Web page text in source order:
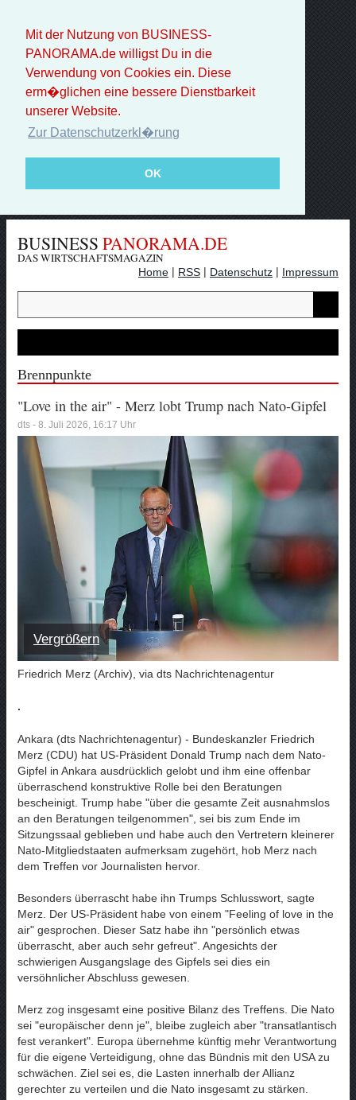
Mit der Nutzung von BUSINESS-
PANORAMA.de willigst Du in die
Verwendung von Cookies ein. Diese
erm�glichen eine bessere Dienstbarkeit
unserer Website.
Zur Datenschutzerkl�rung
OK
BUSINESS PANORAMA.DE
DAS WIRTSCHAFTSMAGAZIN
Home | RSS | Datenschutz | Impressum
Brennpunkte
"Love in the air" - Merz lobt Trump nach Nato-Gipfel
dts - 8. Juli 2026, 16:17 Uhr
Vergrößern
Friedrich Merz (Archiv), via dts Nachrichtenagentur
.
Ankara (dts Nachrichtenagentur) - Bundeskanzler Friedrich
Merz (CDU) hat US-Präsident Donald Trump nach dem Nato-
Gipfel in Ankara ausdrücklich gelobt und ihm eine offenbar
überraschend konstruktive Rolle bei den Beratungen
bescheinigt. Trump habe "über die gesamte Zeit ausnahmslos
an den Beratungen teilgenommen", sei bis zum Ende im
Sitzungssaal geblieben und habe auch den Vertretern kleinerer
Nato-Mitgliedstaaten aufmerksam zugehört, hob Merz nach
dem Treffen vor Journalisten hervor.
Besonders überrascht habe ihn Trumps Schlusswort, sagte
Merz. Der US-Präsident habe von einem "Feeling of love in the
air" gesprochen. Dieser Satz habe ihn "persönlich etwas
überrascht, aber auch sehr gefreut". Angesichts der
schwierigen Ausgangslage des Gipfels sei dies ein
versöhnlicher Abschluss gewesen.
Merz zog insgesamt eine positive Bilanz des Treffens. Die Nato
sei "europäischer denn je", bleibe zugleich aber "transatlantisch
fest verankert". Europa übernehme künftig mehr Verantwortung
für die eigene Verteidigung, ohne das Bündnis mit den USA zu
schwächen. Ziel sei es, die Lasten innerhalb der Allianz
gerechter zu verteilen und die Nato insgesamt zu stärken.